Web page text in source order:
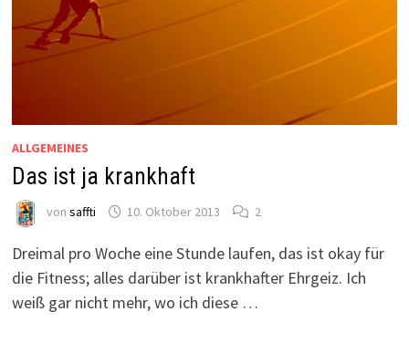
ALLGEMEINES
Das ist ja krankhaft
von saffti 10. Oktober 2013 2
Dreimal pro Woche eine Stunde laufen, das ist okay für
die Fitness; alles darüber ist krankhafter Ehrgeiz. Ich
weiß gar nicht mehr, wo ich diese …